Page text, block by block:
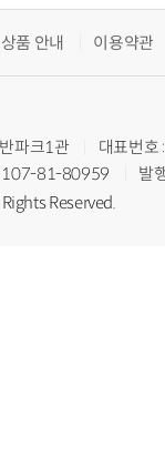
품 안내 이용약관
파크1관
대표번
107-81-80959
발
Reserved.